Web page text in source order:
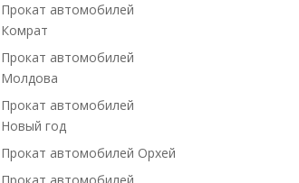
Прокат автомобилей
Комрат
Прокат автомобилей
Молдова
Прокат автомобилей
Новый год
Прокат автомобилей Орхей